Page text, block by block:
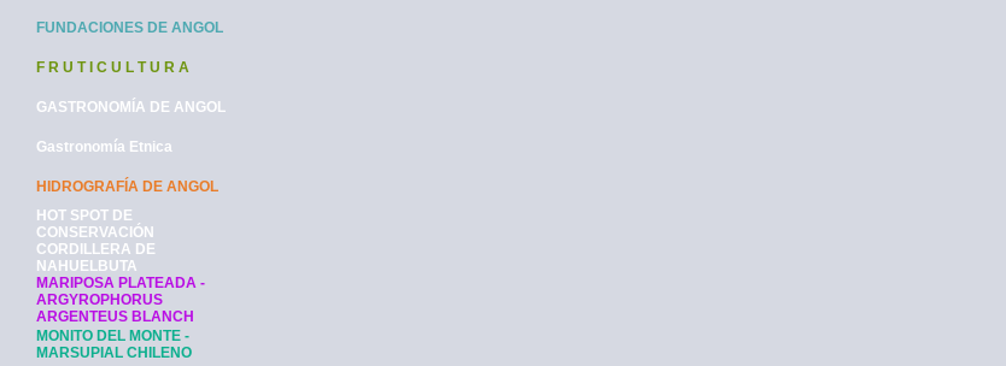
FUNDACIONES DE ANGOL
F R U T I C U L T U R A
GASTRONOMÍA DE ANGOL
Gastronomía Etnica
HIDROGRAFÍA DE ANGOL
HOT SPOT DE
CONSERVACIÓN
CORDILLERA DE
NAHUELBUTA
MARIPOSA PLATEADA -
ARGYROPHORUS
ARGENTEUS BLANCH
MONITO DEL MONTE -
MARSUPIAL CHILENO